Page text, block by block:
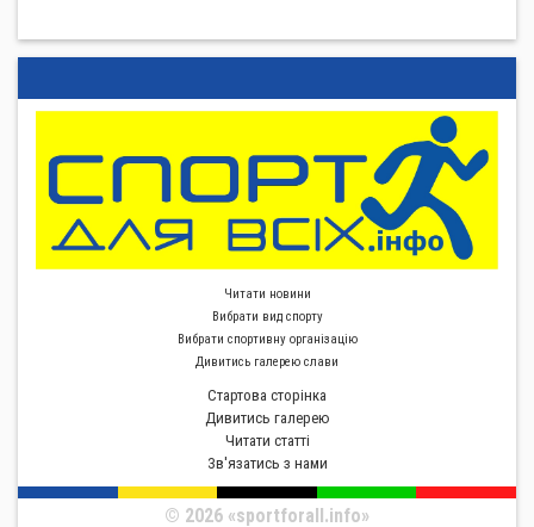
Читати новини
Вибрати вид спорту
Вибрати спортивну органiзацiю
Дивитись галерею слави
Стартова сторiнка
Дивитись галерею
Читати статті
Зв'язатись з нами
© 2026 «sportforall.info»